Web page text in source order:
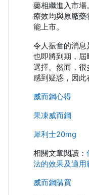
藥相繼進入市場
療效均與原廠
能上市。
令人振奮的消息
也即將到期，屆
選擇。然而，
感到疑惑，因此
威而鋼心得
果凍威而鋼
犀利士20mg
相關文章閱讀：
法的效果及適用
威而鋼購買